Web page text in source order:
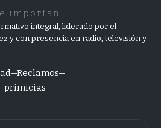
importan
integral, liderado por el
y con presencia en radio, televisión y
Reclamos
primicias